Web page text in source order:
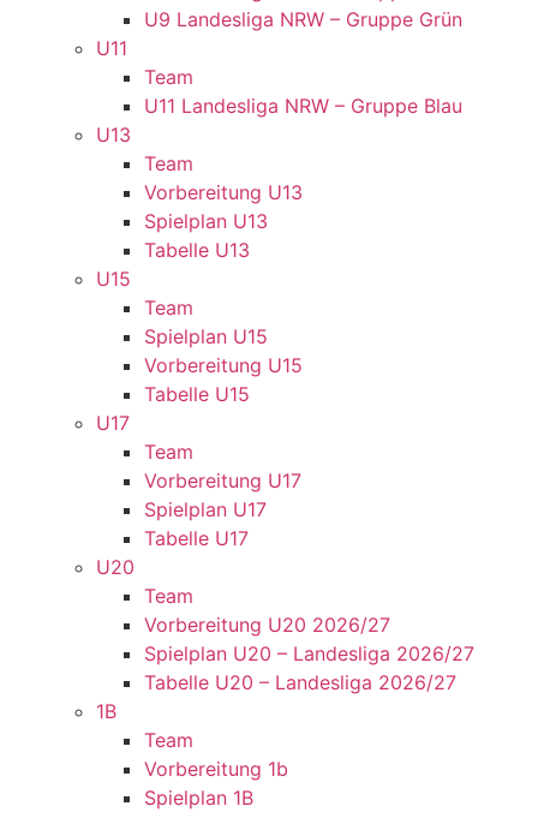
U9 Landesliga NRW – Gruppe Grün
U11
Team
U11 Landesliga NRW – Gruppe Blau
U13
Team
Vorbereitung U13
Spielplan U13
Tabelle U13
U15
Team
Spielplan U15
Vorbereitung U15
Tabelle U15
U17
Team
Vorbereitung U17
Spielplan U17
Tabelle U17
U20
Team
Vorbereitung U20 2026/27
Spielplan U20 – Landesliga 2026/27
Tabelle U20 – Landesliga 2026/27
1B
Team
Vorbereitung 1b
Spielplan 1B